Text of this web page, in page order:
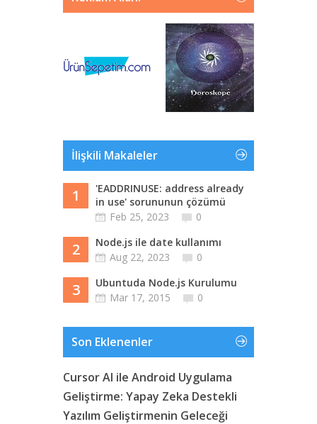
İlişkili Makaleler
1
'EADDRINUSE: address already
in use' sorununun çözümü
Feb 25, 2023
0
2
Node.js ile date kullanımı
Aug 22, 2023
0
3
Ubuntuda Node.js Kurulumu
Mar 17, 2015
0
Son Eklenenler
Cursor AI ile Android Uygulama
Geliştirme: Yapay Zeka Destekli
Yazılım Geliştirmenin Geleceği